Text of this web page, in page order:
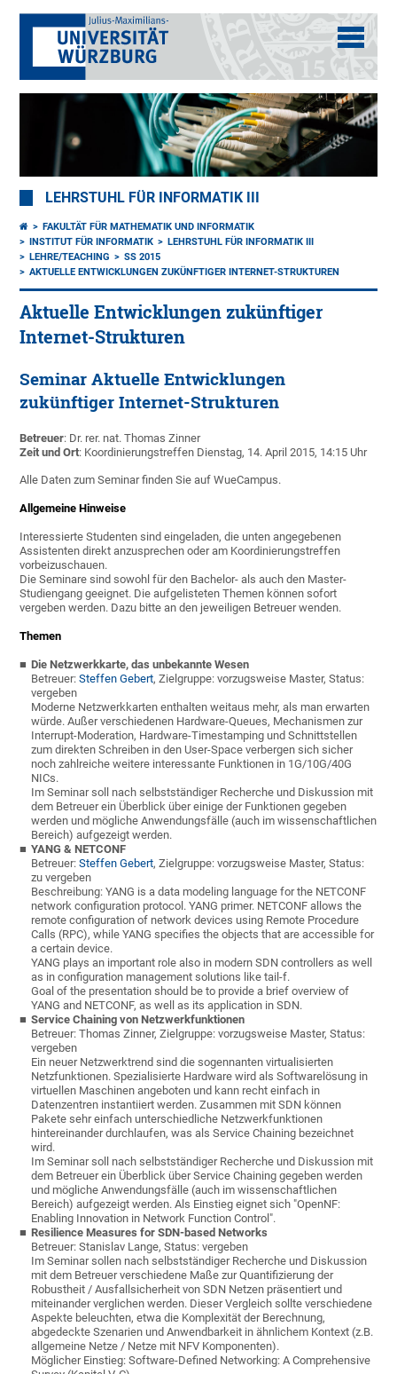
LEHRSTUHL FÜR INFORMATIK III
FAKULTÄT FÜR MATHEMATIK UND INFORMATIK
INSTITUT FÜR INFORMATIK
LEHRSTUHL FÜR INFORMATIK III
LEHRE/TEACHING
SS 2015
AKTUELLE ENTWICKLUNGEN ZUKÜNFTIGER INTERNET-STRUKTUREN
Aktuelle Entwicklungen zukünftiger
Internet-Strukturen
Seminar Aktuelle Entwicklungen
zukünftiger Internet-Strukturen
Betreuer: Dr. rer. nat. Thomas Zinner
Zeit und Ort: Koordinierungstreffen Dienstag, 14. April 2015, 14:15 Uhr
Alle Daten zum Seminar finden Sie auf WueCampus.
Allgemeine Hinweise
Interessierte Studenten sind eingeladen, die unten angegebenen
Assistenten direkt anzusprechen oder am Koordinierungstreffen
vorbeizuschauen.
Die Seminare sind sowohl für den Bachelor- als auch den Master-
Studiengang geeignet. Die aufgelisteten Themen können sofort
vergeben werden. Dazu bitte an den jeweiligen Betreuer wenden.
Themen
Die Netzwerkkarte, das unbekannte Wesen
Betreuer:Steffen Gebert, Zielgruppe: vorzugsweise Master, Status:
vergeben
Moderne Netzwerkkarten enthalten weitaus mehr, als man erwarten
würde. Außer verschiedenen Hardware-Queues, Mechanismen zur
Interrupt-Moderation, Hardware-Timestamping und Schnittstellen
zum direkten Schreiben in den User-Space verbergen sich sicher
noch zahlreiche weitere interessante Funktionen in 1G/10G/40G
NICs.
Im Seminar soll nach selbstständiger Recherche und Diskussion mit
dem Betreuer ein Überblick über einige der Funktionen gegeben
werden und mögliche Anwendungsfälle (auch im wissenschaftlichen
Bereich) aufgezeigt werden.
YANG & NETCONF
Betreuer:Steffen Gebert, Zielgruppe: vorzugsweise Master, Status:
zu vergeben
Beschreibung: YANG is a data modeling language for the NETCONF
network configuration protocol. YANG primer. NETCONF allows the
remote configuration of network devices using Remote Procedure
Calls (RPC), while YANG specifies the objects that are accessible for
a certain device.
YANG plays an important role also in modern SDN controllers as well
as in configuration management solutions like tail-f.
Goal of the presentation should be to provide a brief overview of
YANG and NETCONF, as well as its application in SDN.
Service Chaining von Netzwerkfunktionen
Betreuer: Thomas Zinner, Zielgruppe: vorzugsweise Master, Status:
vergeben
Ein neuer Netzwerktrend sind die sogennanten virtualisierten
Netzfunktionen. Spezialisierte Hardware wird als Softwarelösung in
virtuellen Maschinen angeboten und kann recht einfach in
Datenzentren instantiiert werden. Zusammen mit SDN können
Pakete sehr einfach unterschiedliche Netzwerkfunktionen
hintereinander durchlaufen, was als Service Chaining bezeichnet
wird.
Im Seminar soll nach selbstständiger Recherche und Diskussion mit
dem Betreuer ein Überblick über Service Chaining gegeben werden
und mögliche Anwendungsfälle (auch im wissenschaftlichen
Bereich) aufgezeigt werden. Als Einstieg eignet sich "OpenNF:
Enabling Innovation in Network Function Control".
Resilience Measures for SDN-based Networks
Betreuer: Stanislav Lange, Status: vergeben
Im Seminar sollen nach selbstständiger Recherche und Diskussion
mit dem Betreuer verschiedene Maße zur Quantifizierung der
Robustheit / Ausfallsicherheit von SDN Netzen präsentiert und
miteinander verglichen werden. Dieser Vergleich sollte verschiedene
Aspekte beleuchten, etwa die Komplexität der Berechnung,
abgedeckte Szenarien und Anwendbarkeit in ähnlichem Kontext (z.B.
allgemeine Netze / Netze mit NFV Komponenten).
Möglicher Einstieg: Software-Defined Networking: A Comprehensive